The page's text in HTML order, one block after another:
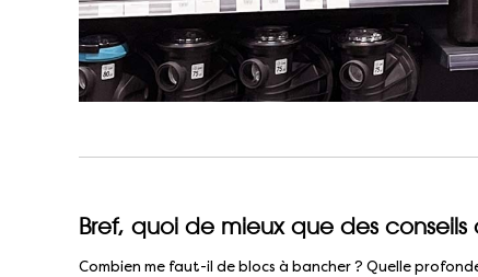
Bref, quoi de mieux que des conseils
Combien me faut-il de blocs à bancher ? Quelle